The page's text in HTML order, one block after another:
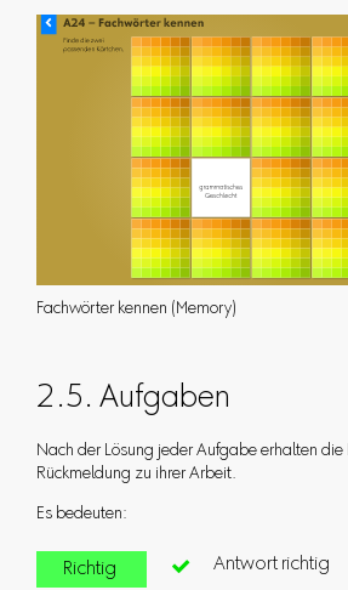
Fachwörter kennen (Memory)
2.5. Aufgaben
Nach der Lösung jeder Aufgabe erhalten die
Rückmeldung zu ihrer Arbeit.
Es bedeuten:
Richtig  Antwort richtig